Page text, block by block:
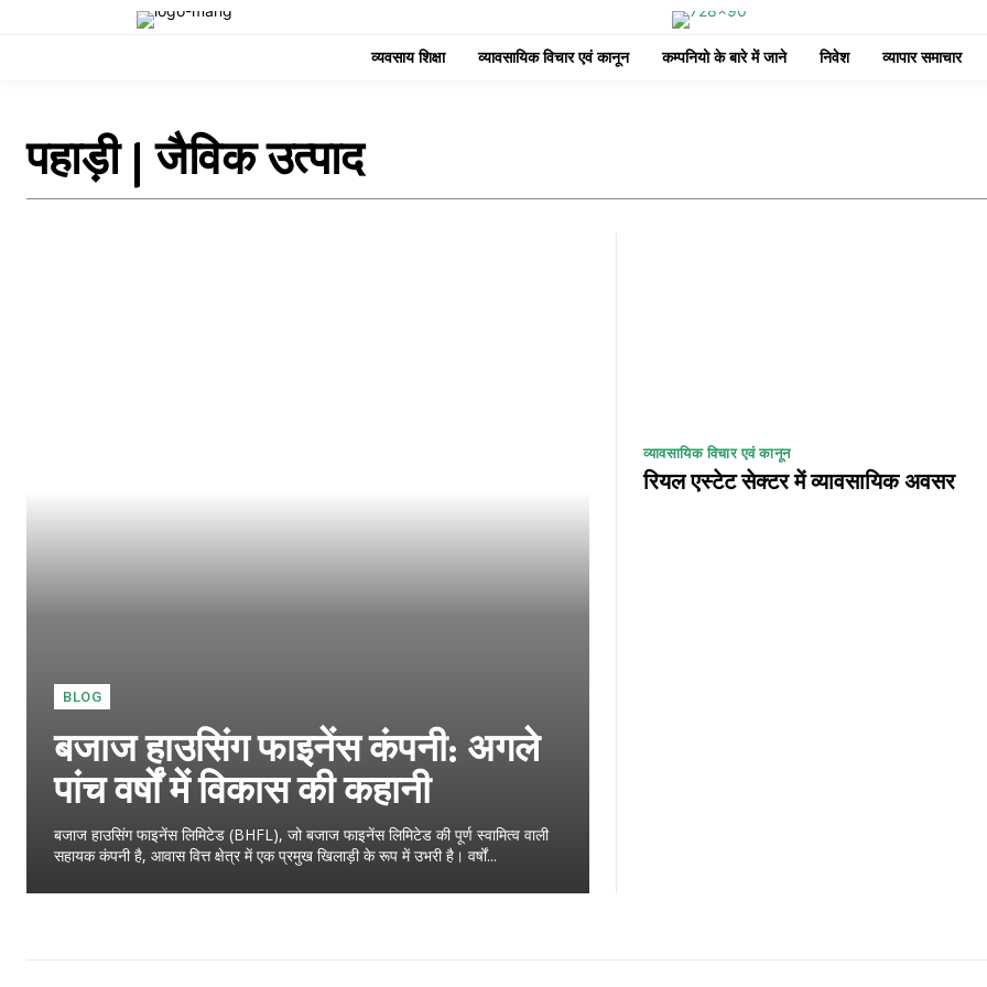
व्यवसाय शिक्षा व्यावसायिक विचार एवं कानून कम्पनियो के बारे में जाने निवेश व्यापार समाचार
पहाड़ी | जैविक उत्पाद
BLOG
बजाज हाउसिंग फाइनेंस कंपनी: अगले
पांच वर्षों में विकास की कहानी
बजाज हाउसिंग फाइनेंस लिमिटेड (BHFL), जो बजाज फाइनेंस लिमिटेड की पूर्ण स्वामित्व वाली
सहायक कंपनी है, आवास वित्त क्षेत्र में एक प्रमुख खिलाड़ी के रूप में उभरी है। वर्षों...
व्यावसायिक विचार एवं कानून
रियल एस्टेट सेक्टर में व्यावसायिक अवसर